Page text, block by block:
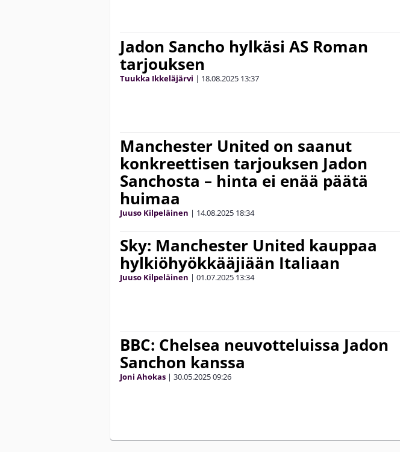
Jadon Sancho hylkäsi AS Roman
tarjouksen
Tuukka Ikkeläjärvi | 18.08.2025 13:37
Manchester United on saanut
konkreettisen tarjouksen Jadon
Sanchosta – hinta ei enää päätä
huimaa
Juuso Kilpeläinen | 14.08.2025 18:34
Sky: Manchester United kauppaa
hylkiöhyökkääjiään Italiaan
Juuso Kilpeläinen | 01.07.2025 13:34
BBC: Chelsea neuvotteluissa Jadon
Sanchon kanssa
Joni Ahokas | 30.05.202509:26